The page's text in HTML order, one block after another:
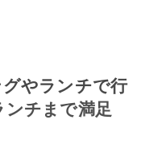
グやランチで行
チまで満足